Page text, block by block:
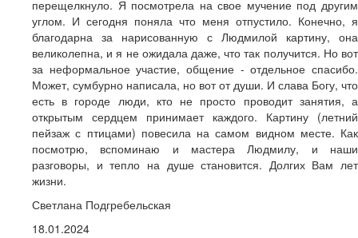
перещелкнуло. Я посмотрела на свое мучение под другим
углом. И сегодня поняла что меня отпустило. Конечно, я
благодарна за нарисованную с Людмилой картину, она
великолепна, и я не ожидала даже, что так получится. Но вот
за неформальное участие, общение - отдельное спасибо.
Может, сумбурно написала, но вот от души. И слава Богу, что
есть в городе люди, кто не просто проводит занятия, а
открытым сердцем принимает каждого. Картину (летний
пейзаж с птицами) повесила на самом видном месте. Как
посмотрю, вспоминаю и мастера Людмилу, и наши
разговоры, и тепло на душе становится. Долгих Вам лет
жизни.
Светлана Подгребельская
18.01.2024